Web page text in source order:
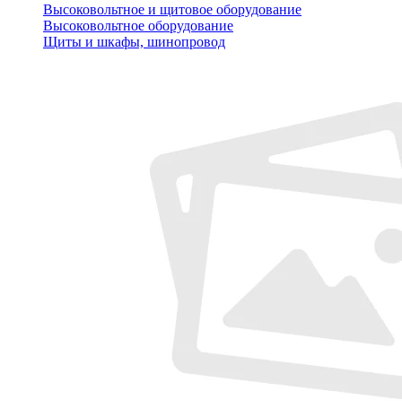
Высоковольтное и щитовое оборудование
Высоковольтное оборудование
Щиты и шкафы, шинопровод